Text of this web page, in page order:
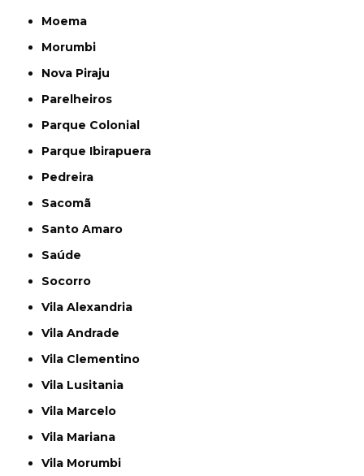
Moema
Morumbi
Nova Piraju
Parelheiros
Parque Colonial
Parque Ibirapuera
Pedreira
Sacomã
Santo Amaro
Saúde
Socorro
Vila Alexandria
Vila Andrade
Vila Clementino
Vila Lusitania
Vila Marcelo
Vila Mariana
Vila Morumbi